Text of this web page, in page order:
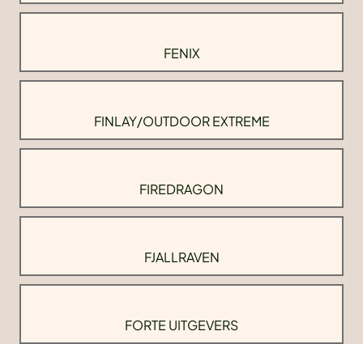
FENIX
FINLAY/OUTDOOR EXTREME
FIREDRAGON
FJALLRAVEN
FORTE UITGEVERS